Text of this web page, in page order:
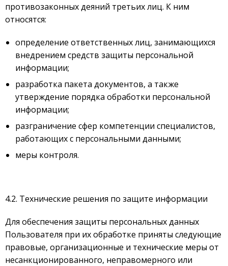
противозаконных деяний третьих лиц. К ним
относятся:
определение ответственных лиц, занимающихся
внедрением средств защиты персональной
информации;
разработка пакета документов, а также
утверждение порядка обработки персональной
информации;
разграничение сфер компетенции специалистов,
работающих с персональными данными;
меры контроля.
4.2. Технические решения по защите информации
Для обеспечения защиты персональных данных
Пользователя при их обработке приняты следующие
правовые, организационные и технические меры от
несанкционированного, неправомерного или